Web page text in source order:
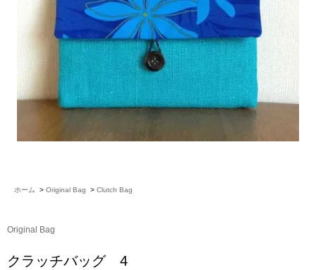
ホーム > Original Bag > Clutch Bag
Original Bag
クラッチバッグ 4